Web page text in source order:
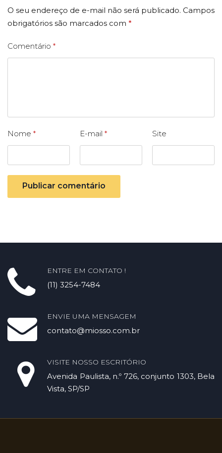
O seu endereço de e-mail não será publicado. Campos
obrigatórios são marcados com *
Comentário *
Nome * E-mail * Site
ENTRE EM CONTATO !
(11) 3254-7484
ENVIE UMA MENSAGEM
contato@miosso.com.br
VISITE NOSSO ESCRITÓRIO
Avenida Paulista, n.º 726, conjunto 1303, Bela
Vista, SP/SP